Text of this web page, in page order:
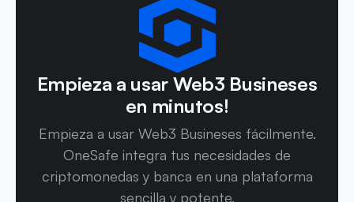
Empieza a usar Web3 Busineses
en minutos!
Empieza a usar Web3 Busineses fácilmente.
OneSafe integra tus necesidades de
criptomonedas y banca en una plataforma
sencilla y potente.